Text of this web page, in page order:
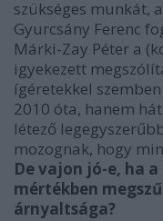
szükséges munkát,
Gyurcsány Ferenc
Márki-Zay Péter a
igyekezett
ígéretekkel
2010 óta, hanem
létező
mozognak, hogy
De vajon jó-e, ha
mértékben
árnyaltsága?